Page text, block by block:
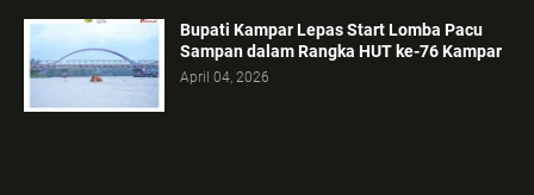
Bupati Kampar Lepas Start Lomba Pacu
Sampan dalam Rangka HUT ke-76 Kampar
April 04, 2026